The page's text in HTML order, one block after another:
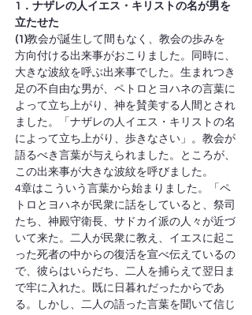
1．ナザレの人イエス・キリストの名が男を
立たせた
(1)教会が誕生して間もなく、教会の歩みを
方向付ける出来事がおこりました。同時に、
大きな波紋を呼ぶ出来事でした。生まれつき
足の不自由な男が、ペトロとヨハネの言葉に
よって立ち上がり、神を賛美する人間とされ
ました。「ナザレの人イエス・キリストの名
によって立ち上がり、歩きなさい」。教会が
語るべき言葉が与えられました。ところが、
この出来事が大きな波紋を呼びました。
4章はこういう言葉から始まりました。「ペ
トロとヨハネが民衆に話をしていると、祭司
たち、神殿守衛長、サドカイ派の人々が近づ
いて来た。二人が民衆に教え、イエスに起こ
った死者の中からの復活を宣べ伝えているの
で、彼らはいらだち、二人を捕らえて翌日ま
で牢に入れた。既に日暮れだったからであ
る。しかし、二人の語った言葉を聞いて信じ